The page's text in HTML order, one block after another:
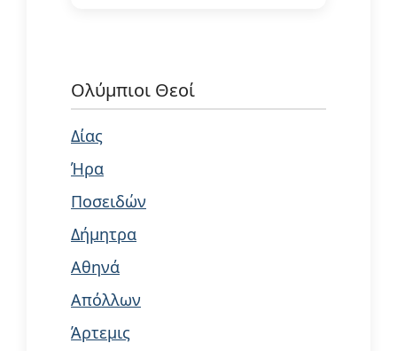
Ολύμπιοι Θεοί
Δίας
Ήρα
Ποσειδών
Δήμητρα
Αθηνά
Απόλλων
Άρτεμις